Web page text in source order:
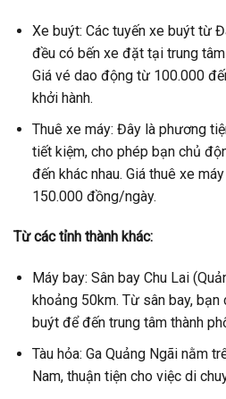
Xe buýt: Các tuyến xe buýt từ
đều có bến xe đặt tại trung
Giá vé dao động từ 100.000
khởi hành.
Thuê xe máy: Đây là phương
tiết kiệm, cho phép bạn chủ
đến khác nhau. Giá thuê xe
150.000 đồng/ngày.
Từ các tỉnh thành khác:
Máy bay: Sân bay Chu Lai
khoảng 50km. Từ sân bay,
buýt để đến trung tâm thành
Tàu hỏa: Ga Quảng Ngãi nằm
Nam, thuận tiện cho việc di